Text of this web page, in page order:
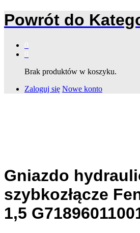
Powrót do
Brak produktów w koszyku.
Zaloguj się Nowe konto
Gniazdo
szybkozłącze
1,5